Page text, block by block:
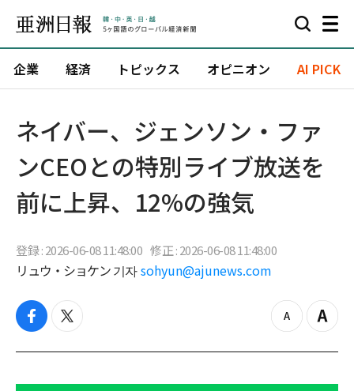
企業 経済 トピックス オピニオン AI PICK
ネイバー、ジェンソン・ファ
ンCEOとの特別ライブ放送を
前に上昇、12%の強気
登録 : 2026-06-08 11:48:00 修正 : 2026-06-08 11:48:00
リュウ・ショケン 기자 sohyun@ajunews.com
f
c
b
t
i
t
z
o
o
Z
o
i